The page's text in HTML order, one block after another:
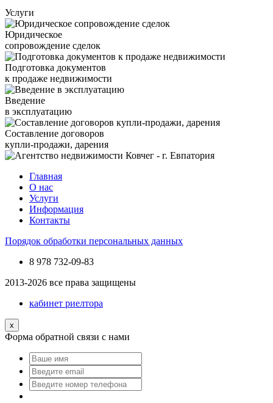
Услуги
Юридическое
сопровождение сделок
Подготовка документов
к продаже недвижимости
Введение
в эксплуатацию
Составление договоров
купли-продажи, дарения
Главная
О нас
Услуги
Информация
Контакты
Порядок обработки персональных данных
8 978 732-09-83
2013-2026 все права защищены
кабинет риелтора
x
Форма обратной связи с нами